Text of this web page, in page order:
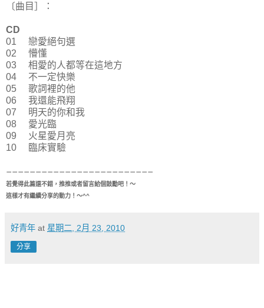
〔曲目］：
CD
01 戀愛絕句選
02 懵懂
03 相愛的人都等在這地方
04 不一定快樂
05 歌詞裡的他
06 我還能飛翔
07 明天的你和我
08 愛光臨
09 火星愛月亮
10 臨床實驗
－－－－－－－－－－－－－－－－－－－－－－－－－
若覺得此篇還不錯，推推或者留言給個鼓勵吧！～
這樣才有繼續分享的動力！～^^
好青年 at 星期二, 2月 23, 2010
分享